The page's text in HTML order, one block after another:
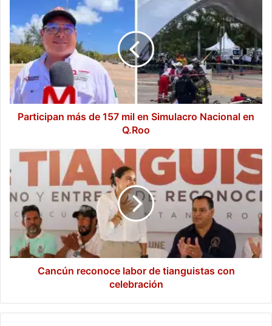
de
157
mil
en
Simulacro
Nacional
en
Q.Roo
Participan más de 157 mil en Simulacro Nacional en
Q.Roo
Cancún
reconoce
labor
de
tianguistas
con
celebración
Cancún reconoce labor de tianguistas con
celebración